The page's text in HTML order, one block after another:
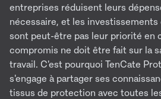
entreprises réduisent leurs
nécessaire, et les investissements
sont peut-être pas leur priorité en
compromis ne doit être fait sur la
travail. C'est pourquoi TenCate
s'engage à partager ses
tissus de protection avec toutes